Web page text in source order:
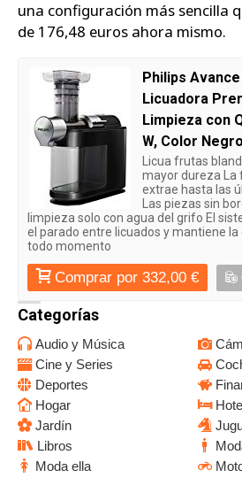
una configuración más sencilla
de 176,48 euros ahora mismo.
Philips
Licuadora
Limpieza con
W, Color Negro
Licua frutas
mayor dureza La
extrae hasta las
Las piezas sin
limpieza solo con agua del grifo El
el parado entre licuados y mantiene
todo momento
Comprar por 332,00 €
Categorías
Audio y Música
Cine y Series
Deportes
Hogar
Jardín
Libros
Moda ella